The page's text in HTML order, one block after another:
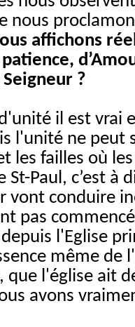
nous
affichons
?
il est vrai
l'unité ne peut
les failles où
St-Paul, c’est à
vont conduire
pas
l'Eglise
même de
que l'église ait
avons